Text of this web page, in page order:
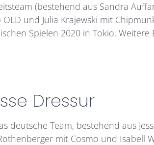
(bestehend aus Sandra
OLD und Julia Krajewski mit
Spielen 2020 in Tokio.
Dressur
deutsche Team, bestehend aus
mit Cosmo und